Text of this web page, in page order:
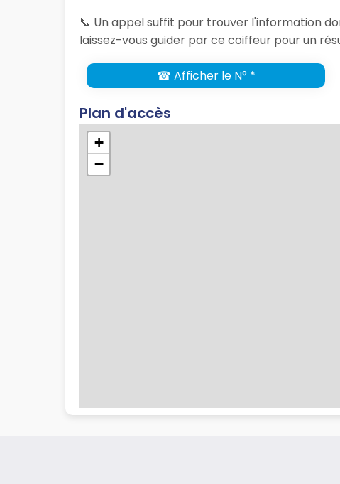
📞 Un appel suffit pour trouver l'information
laissez-vous guider par ce coiffeur pour un
☎ Afficher le N° *
Plan d'accès
+
−